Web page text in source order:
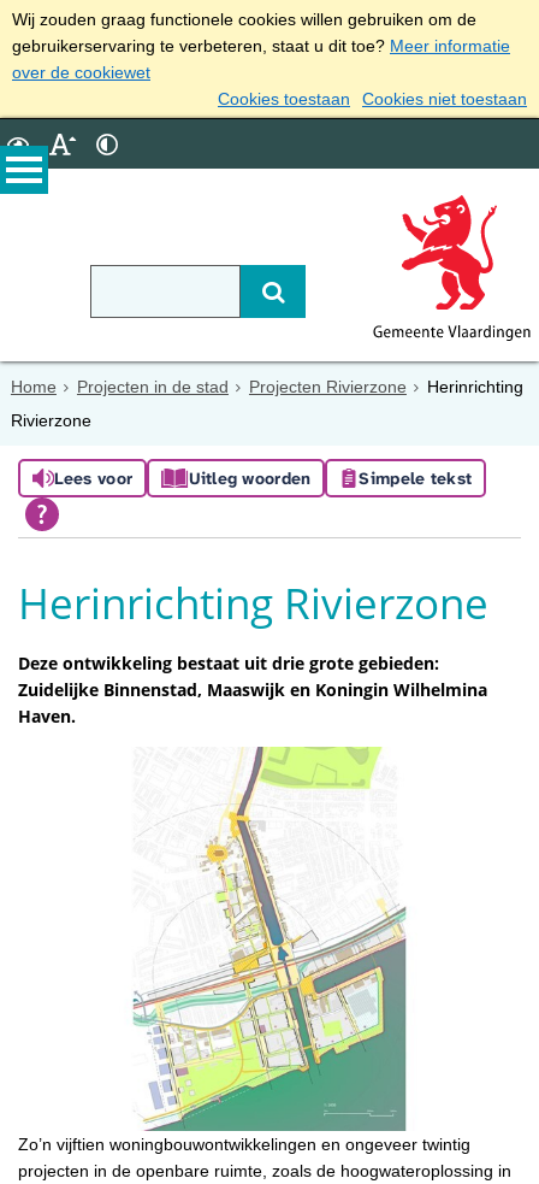
Wij zouden graag functionele cookies willen gebruiken om de
gebruikerservaring te verbeteren, staat u dit toe? Meer informatie
over de cookiewet
Cookies toestaan
Cookies niet toestaan
Home Projecten in de stad Projecten Rivierzone
Herinrichting
Rivierzone
Lees voor Uitleg woorden Simpele tekst
Herinrichting Rivierzone
Deze ontwikkeling bestaat uit drie grote gebieden:
Zuidelijke Binnenstad, Maaswijk en Koningin Wilhelmina
Haven.
Zo’n vijftien woningbouwontwikkelingen en ongeveer twintig
projecten in de openbare ruimte, zoals de hoogwateroplossing in